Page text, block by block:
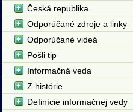
Česká republika
Odporúčané zdroje a linky
Odporúčané videá
Pošli tip
Informačná veda
Z histórie
Definície informačnej vedy